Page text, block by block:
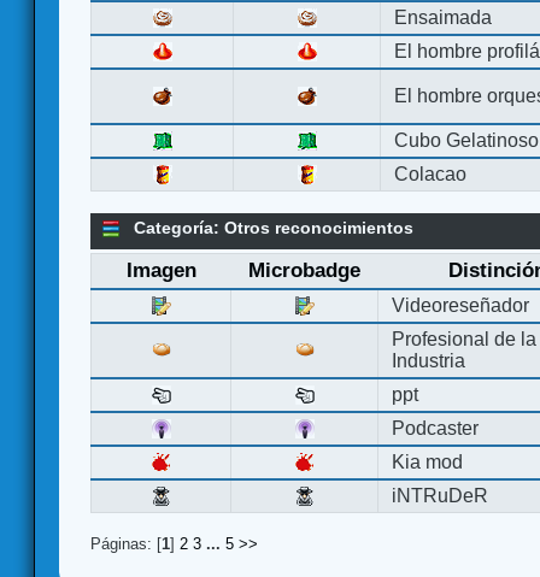
Ensaimada
El hombre
El hombre
Cubo Gelatinoso
Colacao
Categoría: Otros reconocimientos
Imagen Microbadge
Videoreseñador
Profesional de la
Industria
ppt
Podcaster
Kia mod
iNTRuDeR
Páginas: [1] 2 3 ... 5 >>